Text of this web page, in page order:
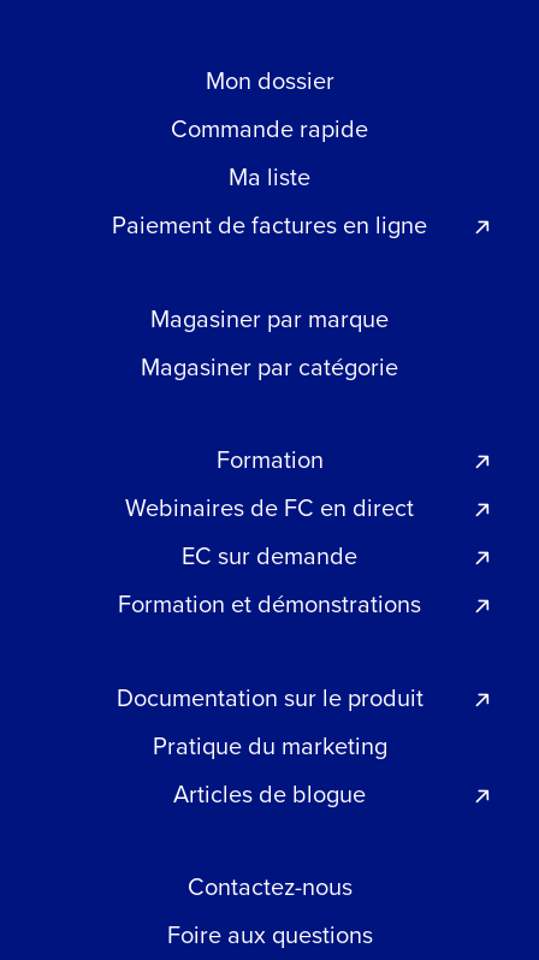
Mon dossier
Commande rapide
Ma liste
Paiement de factures en ligne
Magasiner par marque
Magasiner par catégorie
Formation
Webinaires de FC en direct
EC sur demande
Formation et démonstrations
Documentation sur le produit
Pratique du marketing
Articles de blogue
Contactez-nous
Foire aux questions